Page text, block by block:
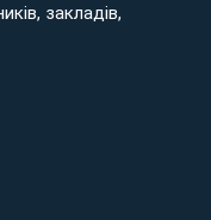
закладів,